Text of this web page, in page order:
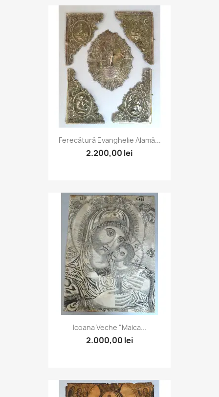
Ferecătură Evanghelie Alamă...
2.200,00 lei
Icoana Veche "Maica...
2.000,00 lei